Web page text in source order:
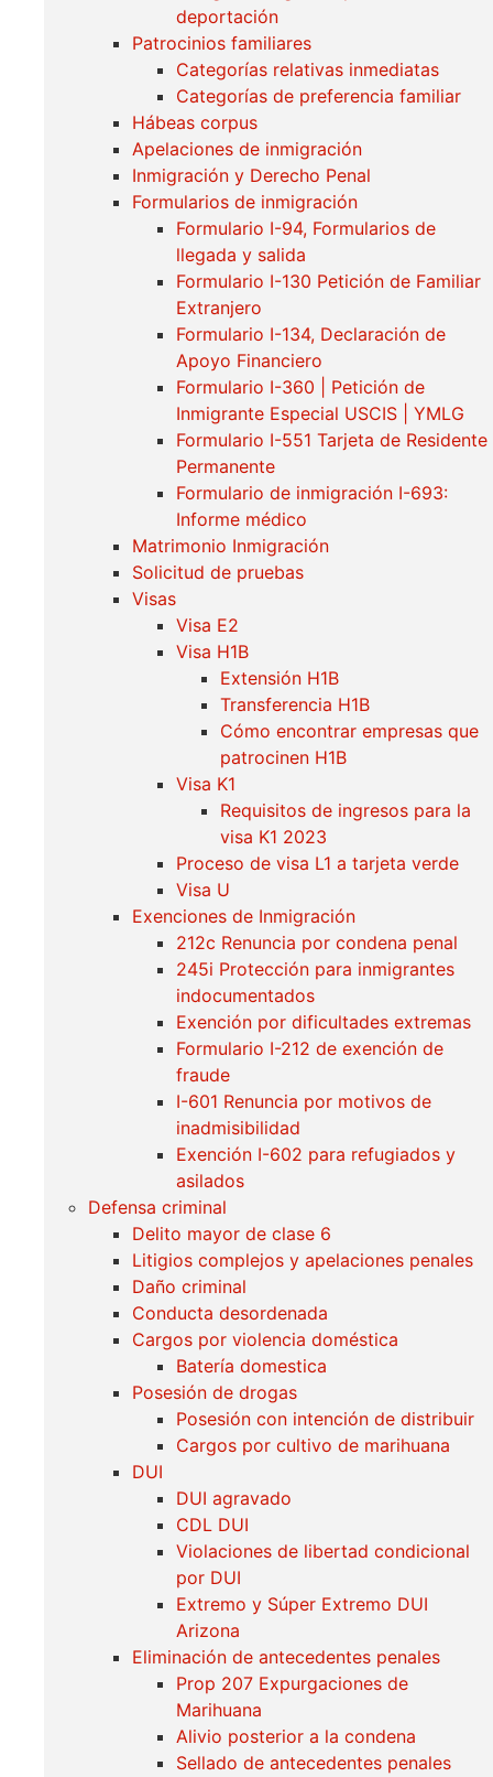
deportación
Patrocinios familiares
Categorías relativas inmediatas
Categorías de preferencia familiar
Hábeas corpus
Apelaciones de inmigración
Inmigración y Derecho Penal
Formularios de inmigración
Formulario I-94, Formularios de
llegada y salida
Formulario I-130 Petición de Familiar
Extranjero
Formulario I-134, Declaración de
Apoyo Financiero
Formulario I-360 | Petición de
Inmigrante Especial USCIS | YMLG
Formulario I-551 Tarjeta de Residente
Permanente
Formulario de inmigración I-693:
Informe médico
Matrimonio Inmigración
Solicitud de pruebas
Visas
Visa E2
Visa H1B
Extensión H1B
Transferencia H1B
Cómo encontrar empresas que
patrocinen H1B
Visa K1
Requisitos de ingresos para la
visa K1 2023
Proceso de visa L1 a tarjeta verde
Visa U
Exenciones de Inmigración
212c Renuncia por condena penal
245i Protección para inmigrantes
indocumentados
Exención por dificultades extremas
Formulario I-212 de exención de
fraude
I-601 Renuncia por motivos de
inadmisibilidad
Exención I-602 para refugiados y
asilados
Defensa criminal
Delito mayor de clase 6
Litigios complejos y apelaciones penales
Daño criminal
Conducta desordenada
Cargos por violencia doméstica
Batería domestica
Posesión de drogas
Posesión con intención de distribuir
Cargos por cultivo de marihuana
DUI
DUI agravado
CDL DUI
Violaciones de libertad condicional
por DUI
Extremo y Súper Extremo DUI
Arizona
Eliminación de antecedentes penales
Prop 207 Expurgaciones de
Marihuana
Alivio posterior a la condena
Sellado de antecedentes penales